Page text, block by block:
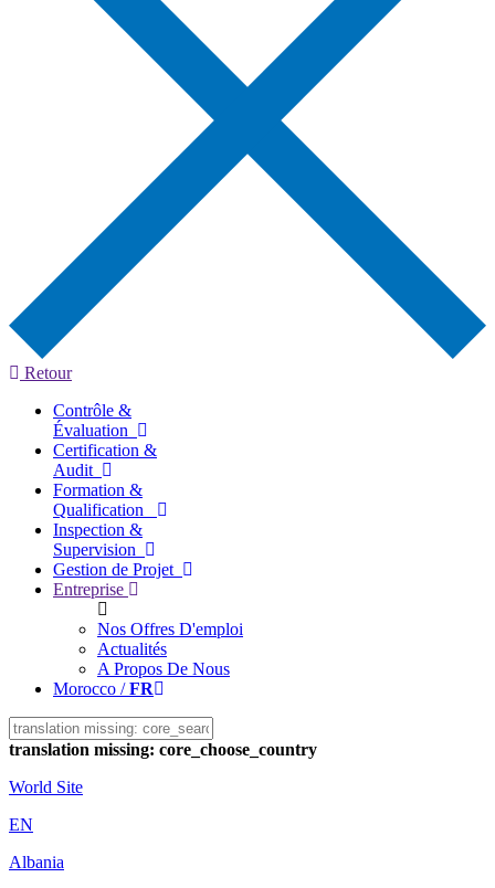
Retour
Contrôle &
Évaluation
Certification &
Audit
Formation &
Qualification
Inspection &
Supervision
Gestion de Projet
Entreprise
Nos Offres D'emploi
Actualités
A Propos De Nous
Morocco /FR
translation missing: core_choose_country
World Site
EN
Albania